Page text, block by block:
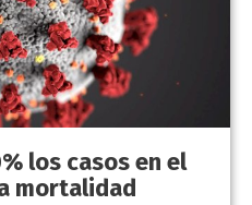
los casos en el
mortalidad